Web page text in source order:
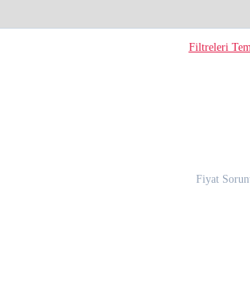
Filtreleri
Fiyat